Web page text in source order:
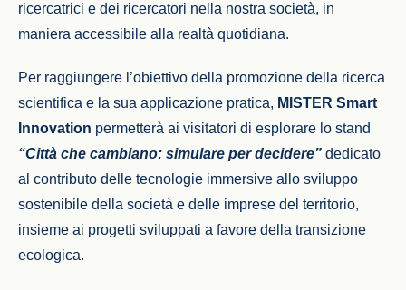
ricercatrici e dei ricercatori nella nostra società, in
maniera accessibile alla realtà quotidiana.
Per raggiungere l’obiettivo della promozione della ricerca
scientifica e la sua applicazione pratica, MISTER Smart
Innovation permetterà ai visitatori di esplorare lo stand
“Città che cambiano: simulare per decidere” dedicato
al contributo delle tecnologie immersive allo sviluppo
sostenibile della società e delle imprese del territorio,
insieme ai progetti sviluppati a favore della transizione
ecologica.